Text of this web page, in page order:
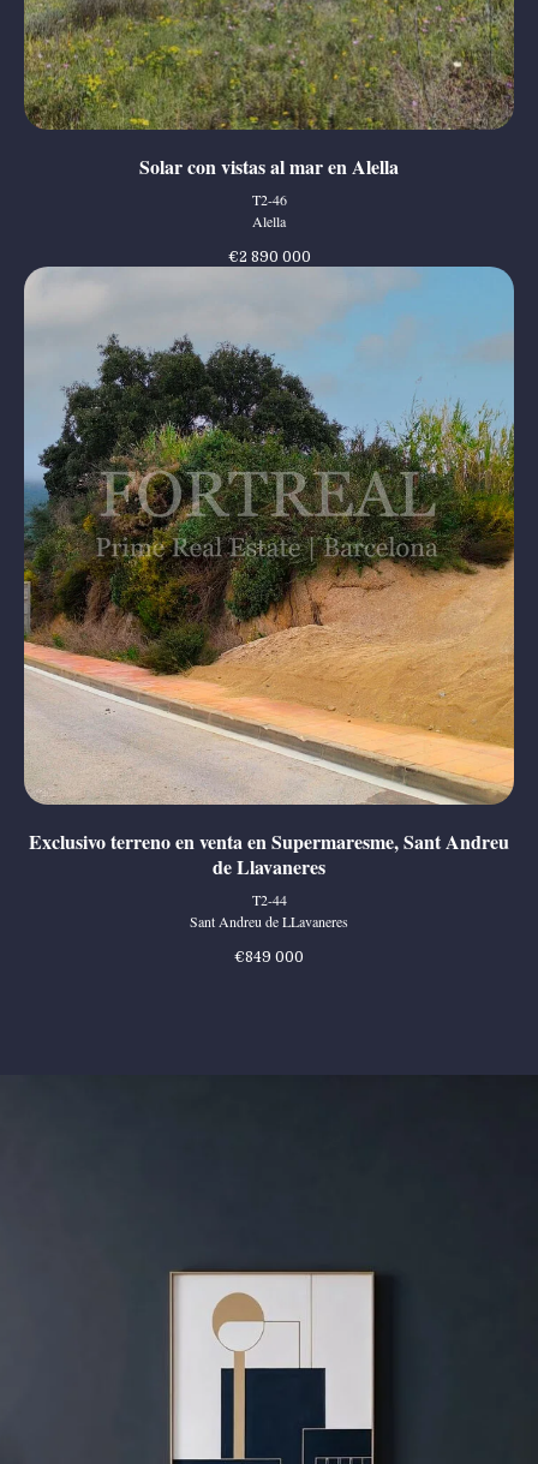
Solar con vistas al mar en Alella
T2-46
Alella
€2 890 000
Exclusivo terreno en venta en Supermaresme, Sant Andreu
de Llavaneres
T2-44
Sant Andreu de LLavaneres
€849 000